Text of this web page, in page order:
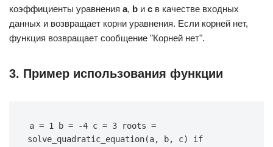
коэффициенты уравнения a, b и c в качестве входных
данных и возвращает корни уравнения. Если корней нет,
функция возвращает сообщение "Корней нет".
3. Пример использования функции
a = 1 b = -4 c = 3 roots =
solve_quadratic_equation(a, b, c) if